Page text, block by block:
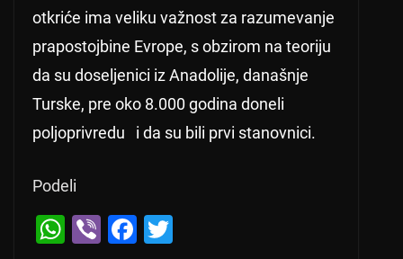
otkriće ima veliku važnost za razumevanje
prapostojbine Evrope, s obzirom na teoriju
da su doseljenici iz Anadolije, današnje
Turske, pre oko 8.000 godina doneli
poljoprivredu i da su bili prvi stanovnici.
Podeli
W Vi F
Libija: Preko 11.000 žrtava u razornim popl